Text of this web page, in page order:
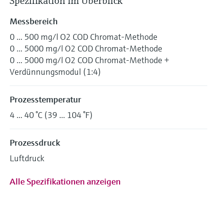
Messbereich
0 ... 500 mg/l O2 COD Chromat-Methode
0 ... 5000 mg/l O2 COD Chromat-Methode
0 ... 5000 mg/l O2 COD Chromat-Methode +
Verdünnungsmodul (1:4)
Prozesstemperatur
4 ... 40 °C (39 ... 104 °F)
Prozessdruck
Luftdruck
Alle Spezifikationen anzeigen